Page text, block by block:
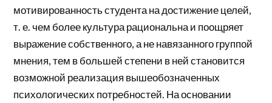
мотивированность студента на достижение целей,
т. е. чем более культура рациональна и поощряет
выражение собственного, а не навязанного группой
мнения, тем в большей степени в ней становится
возможной реализация вышеобозначенных
психологических потребностей. На основании